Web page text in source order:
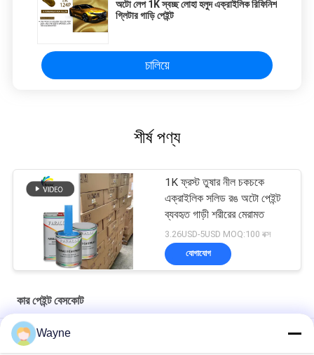
অটো লেপ 1K স্বচ্ছ লোহা হলুদ এক্রাইলিক রিফিনিশ
গ্লিটার গাড়ি পেইন্ট
চালিয়ে
শীর্ষ পণ্য
1K ফ্রস্ট তুষার নীল চকচকে
এক্রাইলিক সলিড রঙ অটো পেইন্ট
ব্যবহৃত গাড়ী শরীরের মেরামত
3.26USD-5USD MOQ:100 বক্স
যোগাযোগ
কার পেইন্ট বেসকোট
মাল্টিফাংশনাল কার পেইন্ট বেসকোট আর্দ্রতা প্রতিরোধী ইউভি প্রতিরোধী
Wayne